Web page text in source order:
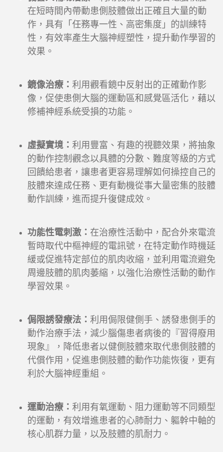
在短時間內帶動患側肢體做出正確且大量的動
作，具有「任務專一性、高密集度」的訓練特
性，有效率產生大腦神經塑性，提升動作學習的
效果。
鏡像治療： 利用觀看鏡中反射出的正確動作影
像，促使患側大腦的運動區和感覺區活化，藉以
修補神經系統受損的功能。
虛擬實境： 利用豐富、有趣的視聽效果，將抽象
的動作控制觀念以具體的分數、難度等級的方式
回饋給患者，讓患者更容易理解如何操控自己的
肢體來達成任務、更有動機從事大量密集的肢體
動作訓練，進而提升復健成效。
功能性電刺激： 在治療性活動中，配合外來電流
暫時取代中樞神經的電訊號，在特定動作時機延
緩或促進特定部位的肌肉收縮，並利用電流避免
周邊肢體的肌肉萎縮，以強化治療性活動的動作
學習效果。
侷限誘發療法： 利用侷限健側手、誘發患側手的
動作治療手法，減少腦傷患者病後的『習得廢用
現象』，降低患者以健側肢體來取代患側肢體的
代償作用，促進患側肢體的動作功能恢復，更有
利於大腦神經重組。
運動治療： 利用有氧運動、阻力運動等不同類型
的運動，有效增進患者的心肺耐力、軀幹中軸的
核心肌群力量，以及肢體的肌耐力。